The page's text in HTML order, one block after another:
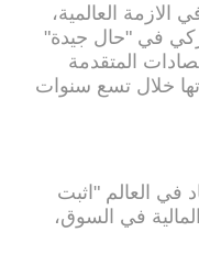
العالمية،
في "حال جيدة"
المتقدمة
خلال تسع سنوات
في العالم "اثبت
في السوق،